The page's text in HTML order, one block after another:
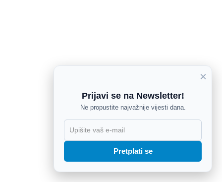
×
Prijavi se na Newsletter!
Ne propustite najvažnije vijesti dana.
Pretplati se